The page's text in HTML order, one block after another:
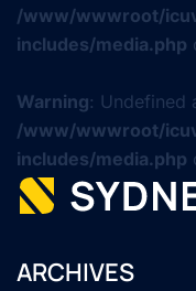
/www/wwwroot/
includes/media.php
Warning: Undefined
/www/wwwroot/
includes/media.php
ARCHIVES